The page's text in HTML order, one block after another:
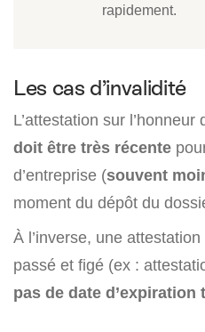
rapidement.
Les cas d’invalidité
L’attestation sur
doit être très récente
d’entreprise (souvent
moment du dépôt du
À l’inverse, une
passé et figé (ex :
pas de date d’expiration